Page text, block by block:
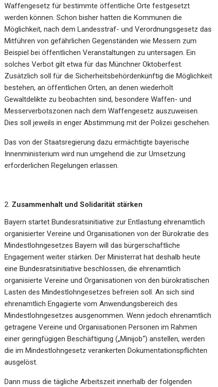
Waffengesetz für bestimmte öffentliche Orte festgesetzt
werden können. Schon bisher hatten die Kommunen die
Möglichkeit, nach dem Landesstraf- und Verordnungsgesetz das
Mitführen von gefährlichen Gegenständen wie Messern zum
Beispiel bei öffentlichen Veranstaltungen zu untersagen. Ein
solches Verbot gilt etwa für das Münchner Oktoberfest.
Zusätzlich soll für die Sicherheitsbehördenkünftig die Möglichkeit
bestehen, an öffentlichen Orten, an denen wiederholt
Gewaltdelikte zu beobachten sind, besondere Waffen- und
Messerverbotszonen nach dem Waffengesetz auszuweisen.
Dies soll jeweils in enger Abstimmung mit der Polizei geschehen.
Das von der Staatsregierung dazu ermächtigte bayerische
Innenministerium wird nun umgehend die zur Umsetzung
erforderlichen Regelungen erlassen.
Zusammenhalt und Solidarität stärken
Bayern startet Bundesratsinitiative zur Entlastung ehrenamtlich
organisierter Vereine und Organisationen von der Bürokratie des
Mindestlohngesetzes Bayern will das bürgerschaftliche
Engagement weiter stärken. Der Ministerrat hat deshalb heute
eine Bundesratsinitiative beschlossen, die ehrenamtlich
organisierte Vereine und Organisationen von den bürokratischen
Lasten des Mindestlohngesetzes befreien soll. An sich sind
ehrenamtlich Engagierte vom Anwendungsbereich des
Mindestlohngesetzes ausgenommen. Wenn jedoch ehrenamtlich
getragene Vereine und Organisationen Personen im Rahmen
einer geringfügigen Beschäftigung („Minijob“) anstellen, werden
die im Mindestlohngesetz verankerten Dokumentationspflichten
ausgelöst.
Dann muss die tägliche Arbeitszeit innerhalb der folgenden